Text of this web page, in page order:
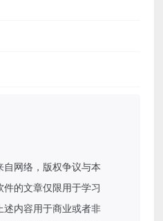
网络，版权争议与本
的文章仅限用于学习
内容用于商业或者非